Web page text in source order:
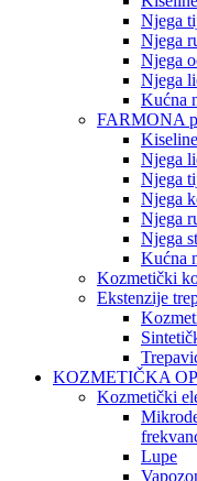
Njega
Njega
Njega
Njega
Kućna
FARMONA
Njega
Njega
Njega
Njega
Njega
Kućna
Kozmetički
Ekstenzije
KOZMETIČKA
Kozmetički
Lupe